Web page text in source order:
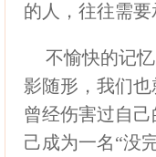
的人，往往需
不愉快的记
影随形，我们
曾经伤害过自
己成为一名“没